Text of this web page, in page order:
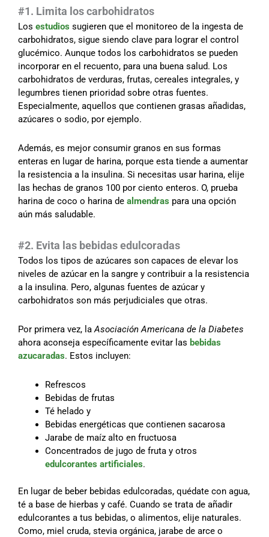
#1. Limita los carbohidratos
Los estudios sugieren que el monitoreo de la ingesta de
carbohidratos, sigue siendo clave para lograr el control
glucémico. Aunque todos los carbohidratos se pueden
incorporar en el recuento, para una buena salud. Los
carbohidratos de verduras, frutas, cereales integrales, y
legumbres tienen prioridad sobre otras fuentes.
Especialmente, aquellos que contienen grasas añadidas,
azúcares o sodio, por ejemplo.
Además, es mejor consumir granos en sus formas
enteras en lugar de harina, porque esta tiende a aumentar
la resistencia a la insulina. Si necesitas usar harina, elije
las hechas de granos 100 por ciento enteros. O, prueba
harina de coco o harina de almendras para una opción
aún más saludable.
#2. Evita las bebidas edulcoradas
Todos los tipos de azúcares son capaces de elevar los
niveles de azúcar en la sangre y contribuir a la resistencia
a la insulina. Pero, algunas fuentes de azúcar y
carbohidratos son más perjudiciales que otras.
Por primera vez, laAsociación Americana de la Diabetes
ahora aconseja específicamente evitar las bebidas
azucaradas. Estos incluyen:
Refrescos
Bebidas de frutas
Té helado y
Bebidas energéticas que contienen sacarosa
Jarabe de maíz alto en fructuosa
Concentrados de jugo de fruta y otros
edulcorantes artificiales.
En lugar de beber bebidas edulcoradas, quédate con agua,
té a base de hierbas y café. Cuando se trata de añadir
edulcorantes a tus bebidas, o alimentos, elije naturales.
Como, miel cruda, stevia orgánica, jarabe de arce o